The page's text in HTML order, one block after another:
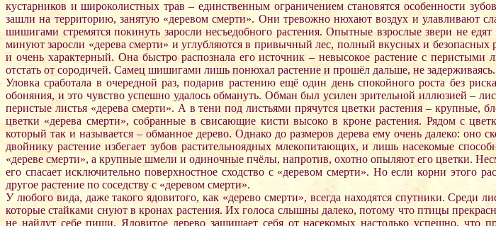
кустарников и широколистных трав – единственным ограничением становятся особенности
зашли на территорию, занятую «деревом смерти». Они тревожно нюхают воздух и улавливают
шишигами стремятся покинуть заросли несъедобного растения. Опытные взрослые звери не
минуют заросли «дерева смерти» и углубляются в привычный лес, полный вкусных и безопасных
и очень характерный. Она быстро распознала его источник – невысокое растение с
отстать от сородичей. Самец шишигами лишь понюхал растение и прошёл дальше, не задерживаясь.
Уловка сработала в очередной раз, подарив растению ещё один день спокойного роста без
обоняния, и это чувство успешно удалось обмануть. Обман был усилен зрительной иллюзией –
перистые листья «дерева смерти». А в тени под листьями прячутся цветки растения –
цветки «дерева смерти», собранные в свисающие кисти высоко в кроне растения. Рядом с
который так и называется – обманное дерево. Однако до размеров дерева ему очень далеко: оно
двойнику растение избегает зубов растительноядных млекопитающих, и лишь насекомые
«дереве смерти», а крупные шмели и одиночные пчёлы, напротив, охотно опыляют его цветки.
его спасает исключительно поверхностное сходство с «деревом смерти». Но если корни этого
другое растение по соседству с «деревом смерти».
У любого вида, даже такого ядовитого, как «дерево смерти», всегда находятся спутники.
которые стайками снуют в кронах растения. Их голоса слышны далеко, потому что птицы
не найдут себе пищи. Ядовитое дерево защищает себя от насекомых настолько успешно,